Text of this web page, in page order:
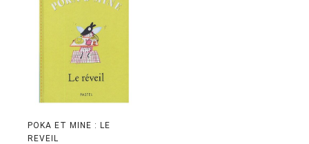
POKA ET MINE : LE
REVEIL